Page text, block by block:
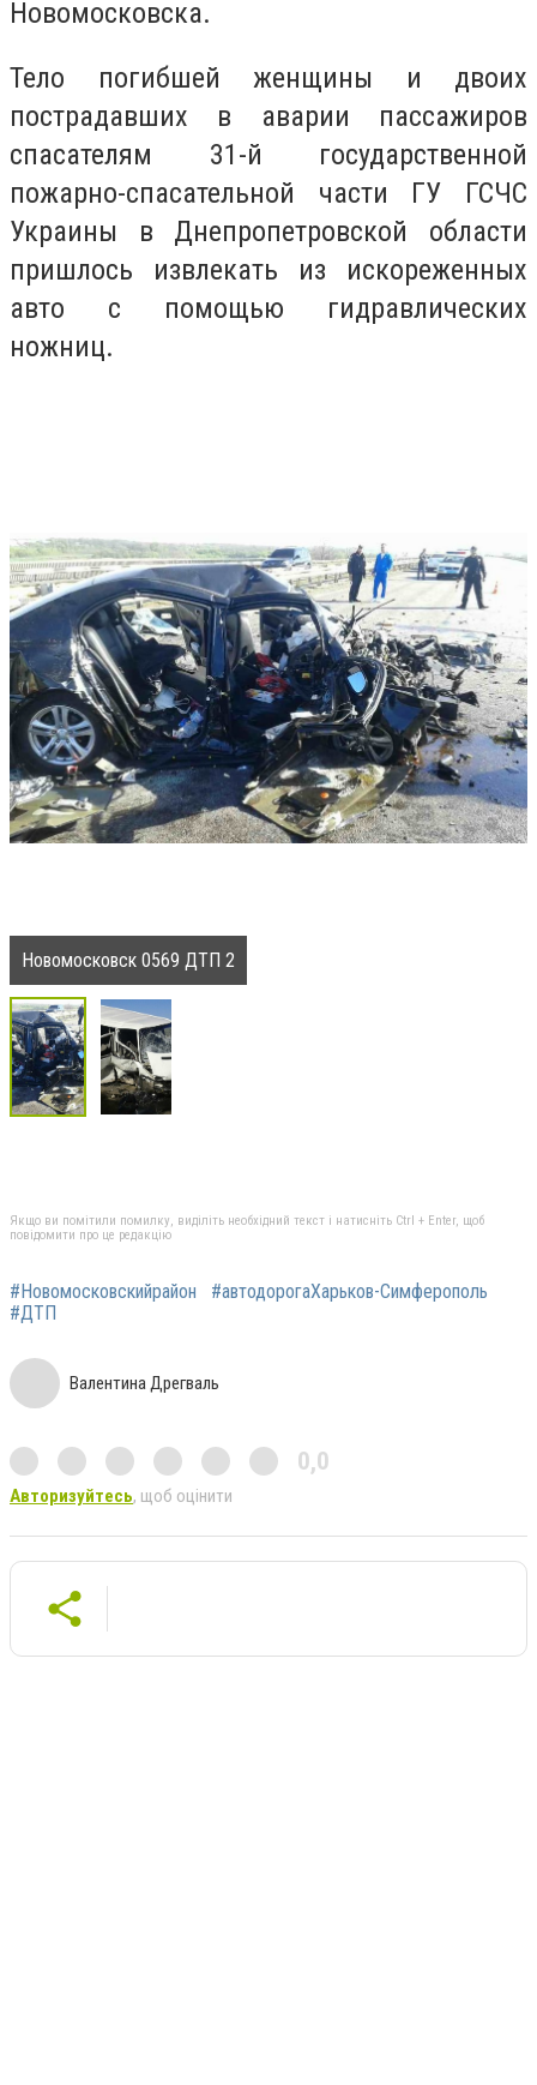
Новомосковска.
Тело погибшей женщины и двоих
пострадавших в аварии пассажиров
спасателям 31-й государственной
пожарно-спасательной части ГУ ГСЧС
Украины в Днепропетровской области
пришлось извлекать из искореженных
авто с помощью гидравлических
ножниц.
Новомосковск 0569 ДТП 2
Якщо ви помітили помилку, виділіть необхідний текст і натисніть Ctrl + Enter, щоб
повідомити про це редакцію
#Новомосковскийрайон
#автодорогаХарьков-Симферополь
#ДТП
Валентина Дрегваль
0,0
Авторизуйтесь, щоб оцінити